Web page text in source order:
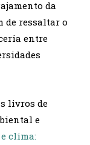
da
de ressaltar o
entre
livros de
e
clima: